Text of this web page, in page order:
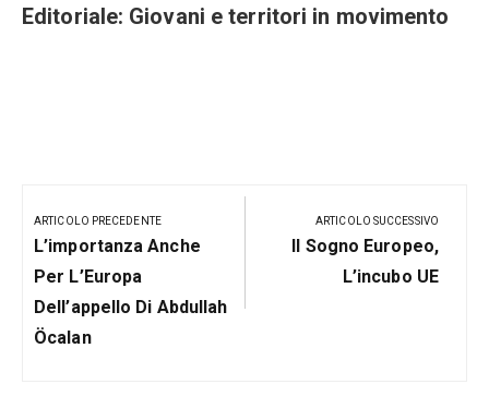
Editoriale: Giovani e territori in movimento
articoli
ARTICOLO PRECEDENTE
Articolo
Precedente:
L’importanza Anche
Per L’Europa
Dell’appello Di Abdullah
Öcalan
ARTICOLO SUCCESSIVO
Prossimo
Il Sogno Europeo,
L’incubo UE